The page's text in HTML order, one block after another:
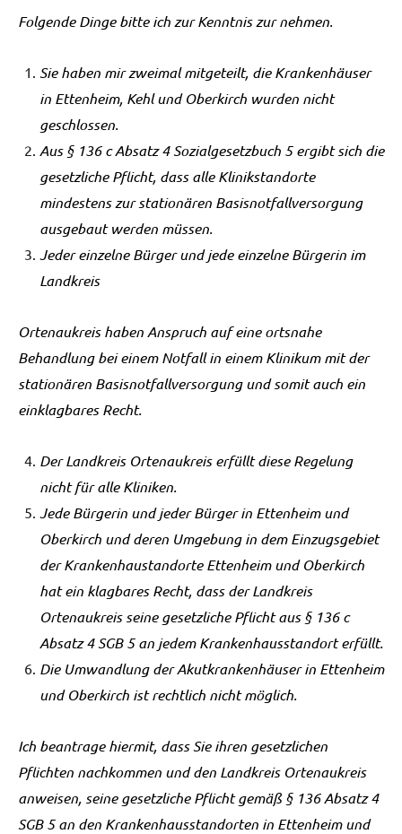
Folgende Dinge bitte ich zur Kenntnis zur nehmen.
Sie haben mir zweimal mitgeteilt, die Krankenhäuser
in Ettenheim, Kehl und Oberkirch wurden nicht
geschlossen.
Aus § 136 c Absatz 4 Sozialgesetzbuch 5 ergibt sich die
gesetzliche Pflicht, dass alle Klinikstandorte
mindestens zur stationären Basisnotfallversorgung
ausgebaut werden müssen.
Jeder einzelne Bürger und jede einzelne Bürgerin im
Landkreis
Ortenaukreis haben Anspruch auf eine ortsnahe
Behandlung bei einem Notfall in einem Klinikum mit der
stationären Basisnotfallversorgung und somit auch ein
einklagbares Recht.
Der Landkreis Ortenaukreis erfüllt diese Regelung
nicht für alle Kliniken.
Jede Bürgerin und jeder Bürger in Ettenheim und
Oberkirch und deren Umgebung in dem Einzugsgebiet
der Krankenhaustandorte Ettenheim und Oberkirch
hat ein klagbares Recht, dass der Landkreis
Ortenaukreis seine gesetzliche Pflicht aus § 136 c
Absatz 4 SGB 5 an jedem Krankenhausstandort erfüllt.
Die Umwandlung der Akutkrankenhäuser in Ettenheim
und Oberkirch ist rechtlich nicht möglich.
Ich beantrage hiermit, dass Sie ihren gesetzlichen
Pflichten nachkommen und den Landkreis Ortenaukreis
anweisen, seine gesetzliche Pflicht gemäß § 136 Absatz 4
SGB 5 an den Krankenhausstandorten in Ettenheim und